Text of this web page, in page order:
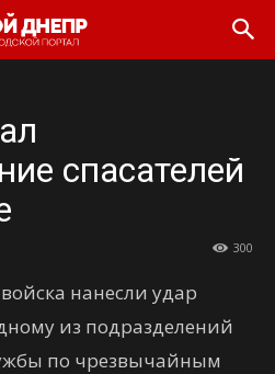
спасателей
300
нанесли удар
из подразделений
по чрезвычайным